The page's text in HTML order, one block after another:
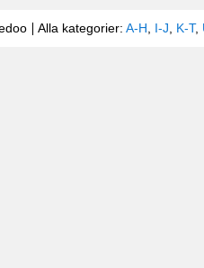
Alla kategorier: A-H I-J K-T,